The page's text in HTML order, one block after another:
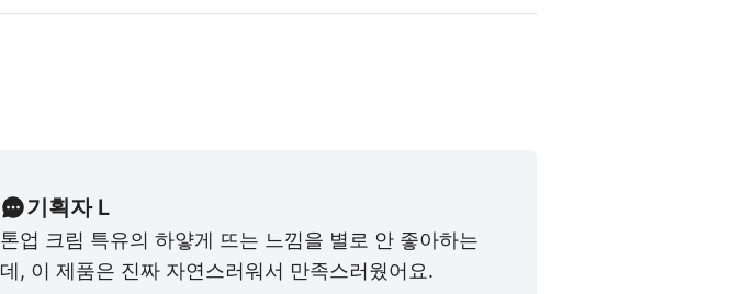
기획자 L
톤업 크림 특유의 하얗게 뜨는 느낌을 별로 안 좋아하는
데, 이 제품은 진짜 자연스러워서 만족스러웠어요.